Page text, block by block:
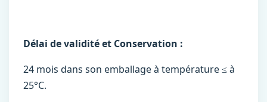
Délai de validité et Conservation :
24 mois dans son emballage à température ≤ à
25°C.